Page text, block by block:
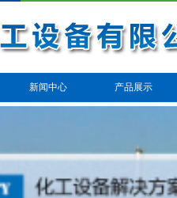
新闻中心 产品展示
换热设备
发酵、过滤、提